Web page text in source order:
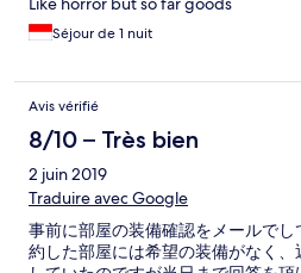
Séjour de 1 nuit
Avis vérifié
8/10 – Très bien
2 juin 2019
Traduire avec Google
事前に部屋の装備確認をメールで
約した部屋には希望の装備がなく